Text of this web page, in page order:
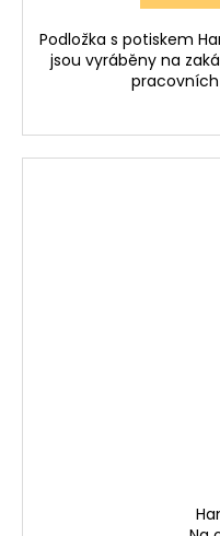
Podložka s potiskem
jsou vyráběny na